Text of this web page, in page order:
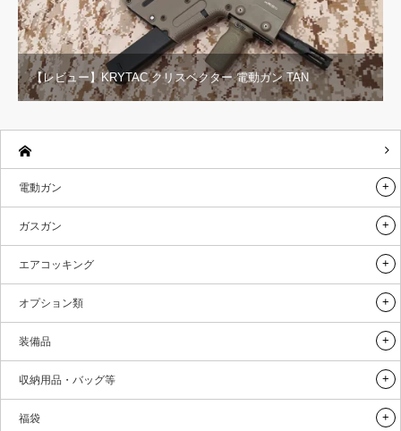
【レビュー】KRYTAC クリスベクター 電動ガン TAN
電動ガン
ガスガン
エアコッキング
オプション類
装備品
収納用品・バッグ等
福袋